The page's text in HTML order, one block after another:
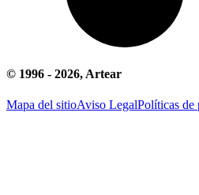
© 1996 - 2026, Artear
Mapa del sitioAviso LegalPolíticas de